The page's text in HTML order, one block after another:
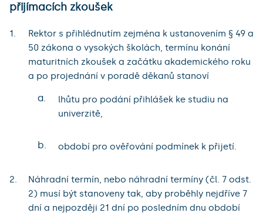
přijímacích zkoušek
Rektor s přihlédnutím zejména k ustanovením § 49 a
50 zákona o vysokých školách, termínu konání
maturitních zkoušek a začátku akademického roku
a po projednání v poradě děkanů stanoví
a.
lhůtu pro podání přihlášek ke studiu na
univerzitě,
b. období pro ověřování podmínek k přijetí.
Náhradní termín, nebo náhradní termíny (čl. 7 odst.
2) musí být stanoveny tak, aby proběhly nejdříve 7
dní a nejpozději 21 dní po posledním dnu období